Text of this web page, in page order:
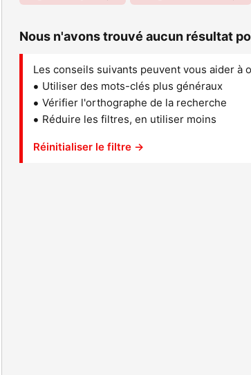
Nous n'avons trouvé aucun résultat
Les conseils suivants peuvent vous aider à
Utiliser des mots-clés plus généraux
Vérifier l'orthographe de la recherche
Réduire les filtres, en utiliser moins
Réinitialiser le filtre →